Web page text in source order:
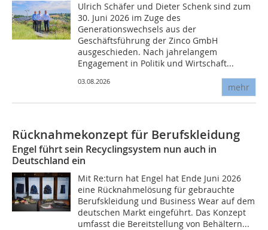
Ulrich Schäfer und Dieter Schenk sind zum
30. Juni 2026 im Zuge des
Generationswechsels aus der
Geschäftsführung der Zinco GmbH
ausgeschieden. Nach jahrelangem
Engagement in Politik und Wirtschaft...
03.08.2026
mehr
Rücknahmekonzept für Berufskleidung
Engel führt sein Recyclingsystem nun auch in
Deutschland ein
Mit Re:turn hat Engel hat Ende Juni 2026
eine Rücknahmelösung für gebrauchte
Berufskleidung und Business Wear auf dem
deutschen Markt eingeführt. Das Konzept
umfasst die Bereitstellung von Behältern...